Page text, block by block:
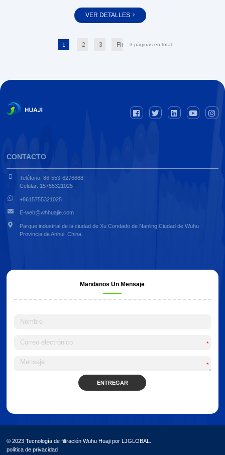
VER DETALLES
1 2 3 Fin 3 páginas en total
CONTACTO
Teléfono: 86-553-6276688
Celular: 15755321025
+8615755321025
E-web@whhuajie.com
Parque industrial de la ciudad de Xu Condado de Nanling Ciudad de Wuhu
Provincia de Anhui, China.
Mandanos Un Mensaje
*
*
ENTREGAR
© 2023 Tecnología de filtración Wuhu Huaji por LJGLOBAL.
política de privacidad